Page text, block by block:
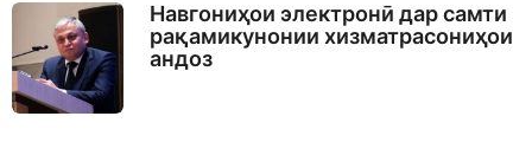
Навгониҳои электронӣ дар самти
рақамикунонии хизматрасониҳои
андоз